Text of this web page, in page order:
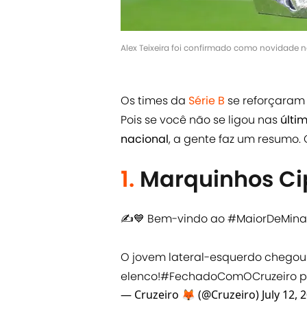
Alex Teixeira foi confirmado como novidade
Os times da Série B se
Pois se você não se ligou nas
nacional, a gente faz um resumo.
1. Marquinhos
✍️💙 Bem-vindo ao
O jovem lateral-esquerdo
elenco!#FechadoComOCruzeiro
— Cruzeiro 🦊 (@Cruzeiro) July 12,